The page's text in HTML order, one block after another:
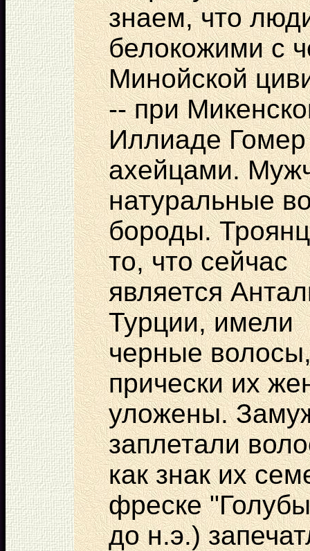
знаем, что
белокожими с
Минойской
-- при
Иллиаде
ахейцами.
натуральные
бороды.
то, что сейчас
является
Турции, имели
черные
прически их
уложены.
заплетали
как знак их
фреске
до н.э.)